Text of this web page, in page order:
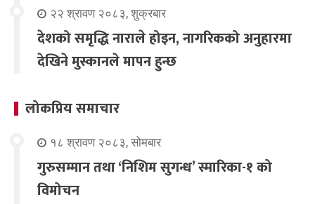
२२ श्रावण २०८३, शुक्रबार
देशको समृद्धि नाराले होइन, नागरिकको अनुहारमा
देखिने मुस्कानले मापन हुन्छ
लोकप्रिय समाचार
१८ श्रावण २०८३, सोमबार
गुरुसम्मान तथा ‘निशिम सुगन्ध’ स्मारिका-१ को
विमोचन